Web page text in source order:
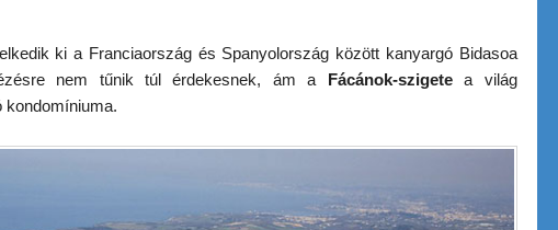
ki a Franciaország és Spanyolország között kanyargó Bidasoa
nem tűnik túl érdekesnek, ám a Fácánok-szigetea világ
kondomíniuma.